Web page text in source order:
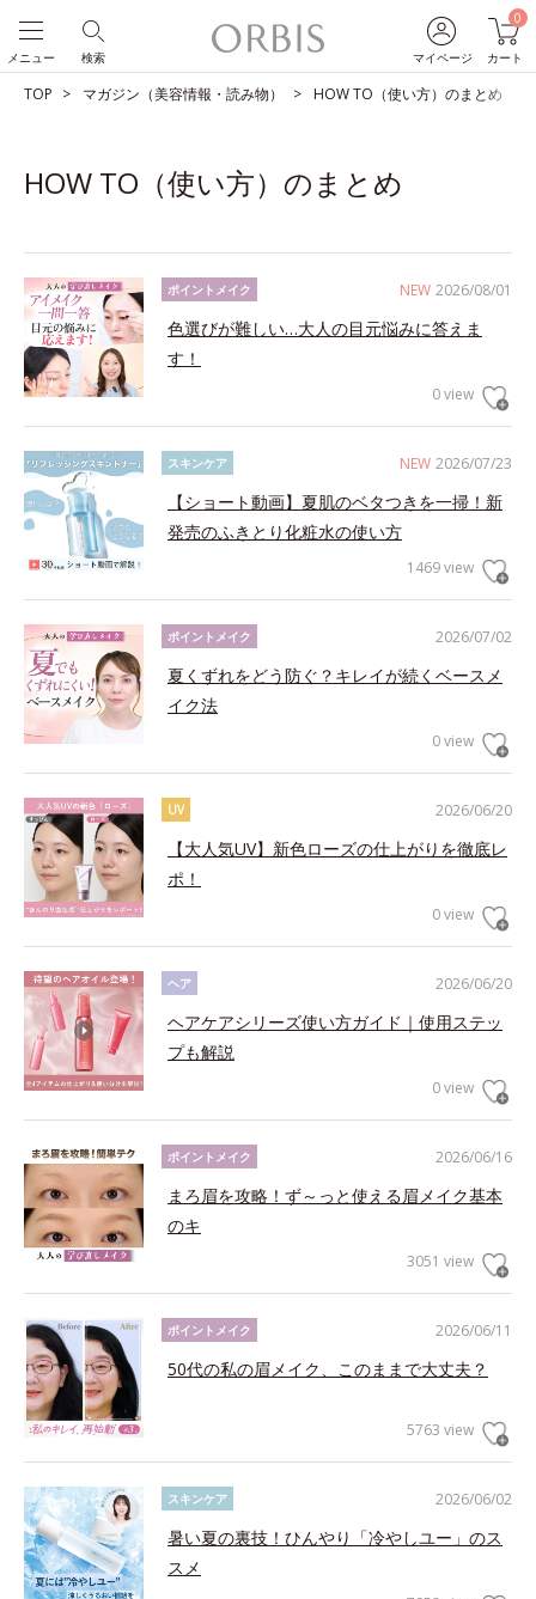
マイページ
0
カート
検索
メニュー
TOP マガジン（美容情報・読み物） HOW TO（使い方）のまとめ
HOW TO（使い方）のまとめ
NEW 2026/08/01
ポイントメイク
色選びが難しい…大人の目元悩みに答えま
す！
0 view
NEW 2026/07/23
スキンケア
【ショート動画】夏肌のベタつきを一掃！新
発売のふきとり化粧水の使い方
1469 view
2026/07/02
ポイントメイク
夏くずれをどう防ぐ？キレイが続くベースメ
イク法
0 view
2026/06/20
UV
【大人気UV】新色ローズの仕上がりを徹底レ
ポ！
0 view
2026/06/20
ヘア
ヘアケアシリーズ使い方ガイド｜使用ステッ
プも解説
0 view
2026/06/16
ポイントメイク
まろ眉を攻略！ず～っと使える眉メイク基本
のキ
3051 view
2026/06/11
ポイントメイク
50代の私の眉メイク、このままで大丈夫？
5763 view
2026/06/02
スキンケア
暑い夏の裏技！ひんやり「冷やしユー」のス
スメ